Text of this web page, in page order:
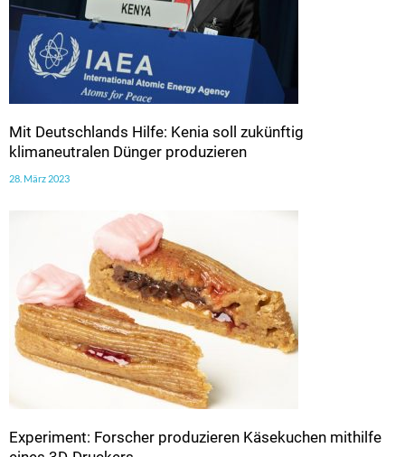
Mit Deutschlands Hilfe: Kenia soll zukünftig
klimaneutralen Dünger produzieren
28. März 2023
Experiment: Forscher produzieren Käsekuchen mithilfe